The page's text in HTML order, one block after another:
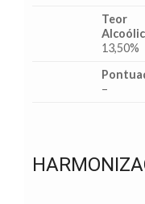
Teor
13,50%
–